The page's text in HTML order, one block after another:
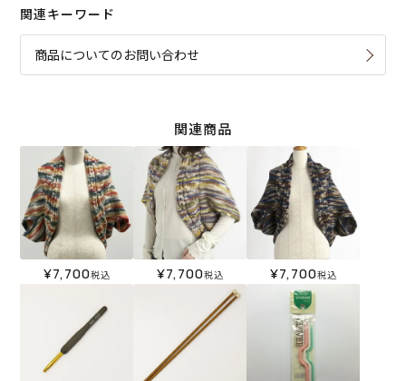
関連キーワード
商品についてのお問い合わせ
関連商品
¥7,700税込 ¥7,700税込 ¥7,700税込